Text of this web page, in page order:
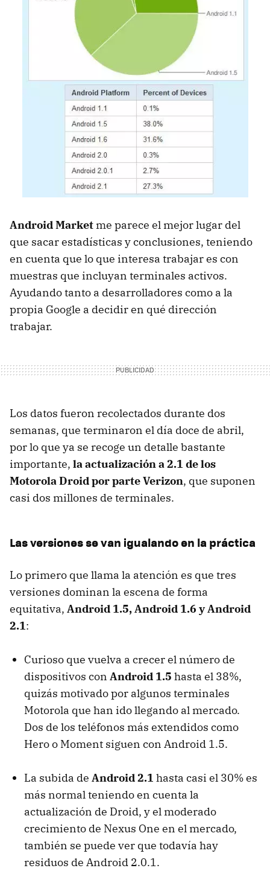
Android Market me parece el mejor lugar del
que sacar estadísticas y conclusiones, teniendo
en cuenta que lo que interesa trabajar es con
muestras que incluyan terminales activos.
Ayudando tanto a desarrolladores como a la
propia Google a decidir en qué dirección
trabajar.
Los datos fueron recolectados durante dos
semanas, que terminaron el día doce de abril,
por lo que ya se recoge un detalle bastante
importante, la actualización a 2.1 de los
Motorola Droid por parte Verizon, que suponen
casi dos millones de terminales.
Las versiones se van igualando en la práctica
Lo primero que llama la atención es que tres
versiones dominan la escena de forma
equitativa, Android 1.5, Android 1.6 y Android
2.1:
Curioso que vuelva a crecer el número de
dispositivos con Android 1.5 hasta el 38%,
quizás motivado por algunos terminales
Motorola que han ido llegando al mercado.
Dos de los teléfonos más extendidos como
Hero o Moment siguen con Android 1.5.
La subida de Android 2.1 hasta casi el 30% es
más normal teniendo en cuenta la
actualización de Droid, y el moderado
crecimiento de Nexus One en el mercado,
también se puede ver que todavía hay
residuos de Android 2.0.1.